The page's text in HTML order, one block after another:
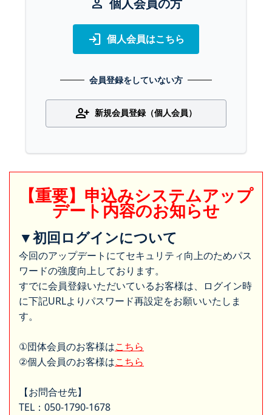
person
login 個人会員はこちら
会員登録をしていない方
person_add 新規会員登録（個人会員）
【重要】申込みシステムアップ
デート内容のお知らせ
▼初回ログインについて
今回のアップデートにてセキュリティ向上のためパス
ワードの強度向上しております。
すでに会員登録いただいているお客様は、ログイン時
に下記URLよりパスワード再設定をお願いいたしま
す。
①団体会員のお客様はこちら
②個人会員のお客様はこちら
【お問合せ先】
TEL：050-1790-1678